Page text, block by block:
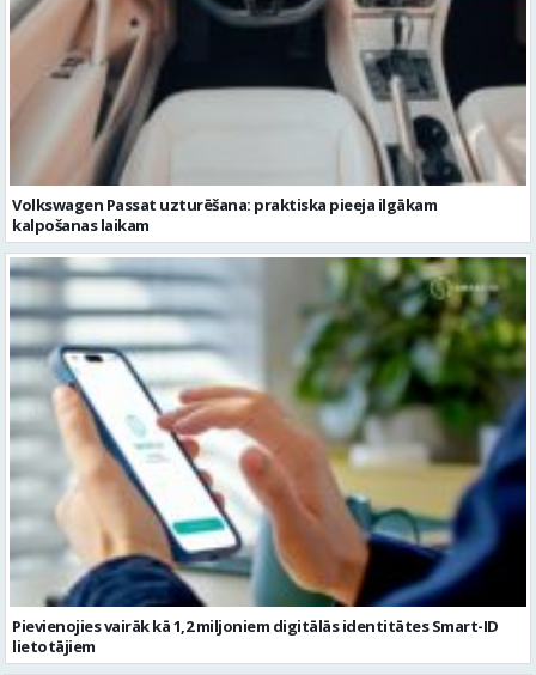
Volkswagen Passat uzturēšana: praktiska pieeja ilgākam
kalpošanas laikam
Pievienojies vairāk kā 1,2 miljoniem digitālās identitātes Smart-ID
lietotājiem